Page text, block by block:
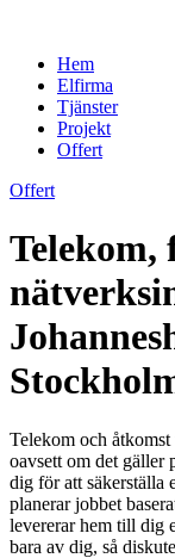
Hem
Elfirma
Tjänster
Projekt
Offert
Offert
Telekom,
Telekom och
oavsett om det gäller
dig för att säkerställa
planerar jobbet
levererar hem till dig
bara av dig, så